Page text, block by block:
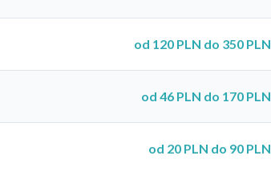
od 120 PLN do 350 PLN
od 46 PLN do 170 PLN
od 20 PLN do 90 PLN